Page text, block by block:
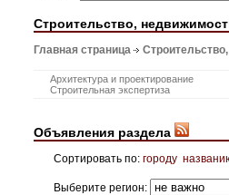
Строительство,
Главная страница
Архитектура и проектирование
Строительная экспертиза
Объявления раздела
Сортировать по: городу
Выберите регион: